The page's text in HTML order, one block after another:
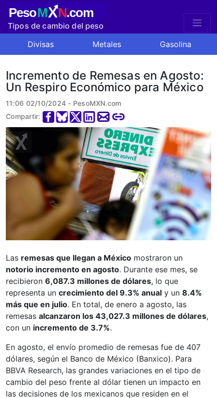
PesoMXN.com
Tipos de cambio del peso
Divisas Metales Gasolina
Incremento de Remesas en Agosto:
Un Respiro Económico para México
11:06 02/10/2024 - PesoMXN.com
Compartir:
Las remesas que llegan a México mostraron un
notorio incremento en agosto. Durante ese mes, se
recibieron 6,087.3 millones de dólares, lo que
representa un crecimiento del 9.3% anual y un 8.4%
más que en julio. En total, de enero a agosto, las
remesas alcanzaron los 43,027.3 millones de dólares,
con un incremento de 3.7%.
En agosto, el envío promedio de remesas fue de 407
dólares, según el Banco de México (Banxico). Para
BBVA Research, las grandes variaciones en el tipo de
cambio del peso frente al dólar tienen un impacto en
las decisiones de los mexicanos que residen en el